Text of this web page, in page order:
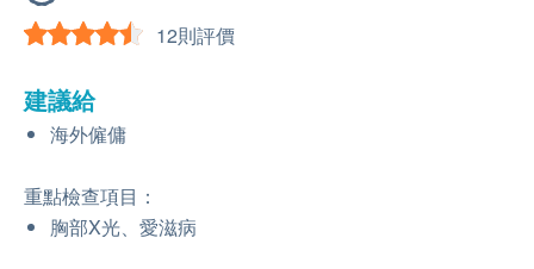
12則評價
建議給
海外僱傭
重點檢查項目：
胸部X光、愛滋病